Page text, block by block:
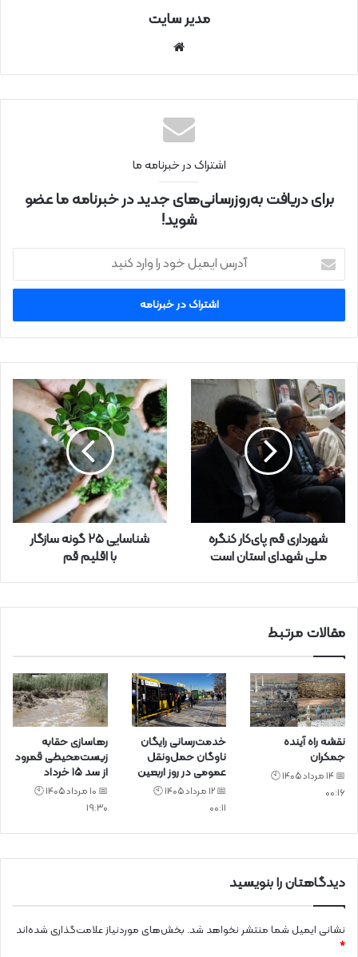
مدیر سایت
نتی
اشتراک در خبرنامه ما
برای دریافت به‌روزرسانی‌های جدید در خبرنامه ما عضو
شوید!
ر
ا
ی
ل
خ
و
د
ر
ا
و
ر
د
شهرداری قم پای‌کار کنگره
ملی شهدای استان است
شناسایی ۲۵ گونه سازگار
با اقلیم قم
مقالات مرتبط
نقشه راه آینده
جمکران
📅 14 مرداد 1405 🕙
00:16
خدمت‌رسانی رایگان
ناوگان حمل‌ونقل
عمومی در روز اربعین
📅 12 مرداد 1405 🕙
00:11
رهاسازی حقابه
زیست‌محیطی قمرود
از سد ۱۵ خرداد
📅 10 مرداد 1405 🕙
19:30
دیدگاهتان را بنویسید
نشانی ایمیل شما منتشر نخواهد شد. بخش‌های موردنیاز علامت‌گذاری شده‌اند
*